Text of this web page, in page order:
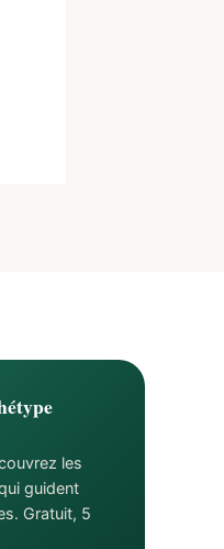
les
guident
Gratuit, 5